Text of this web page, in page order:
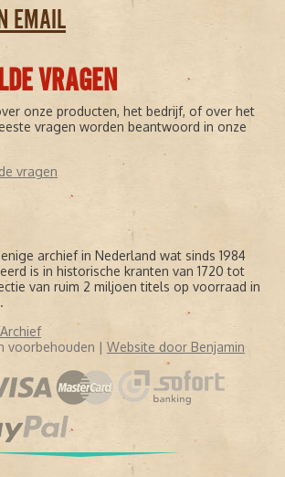
EMAIL
VRAGEN
onze producten, het bedrijf, of over het
vragen worden beantwoord in onze
vragen
archief in Nederland wat sinds 1984
is in historische kranten van 1720 tot
van ruim 2 miljoen titels op voorraad in
voorbehouden | Website door Benjamin